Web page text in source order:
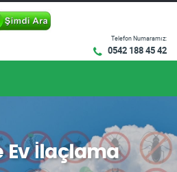
Telefon Numaramız:
0542 188 45 42
Ev İlaçlama